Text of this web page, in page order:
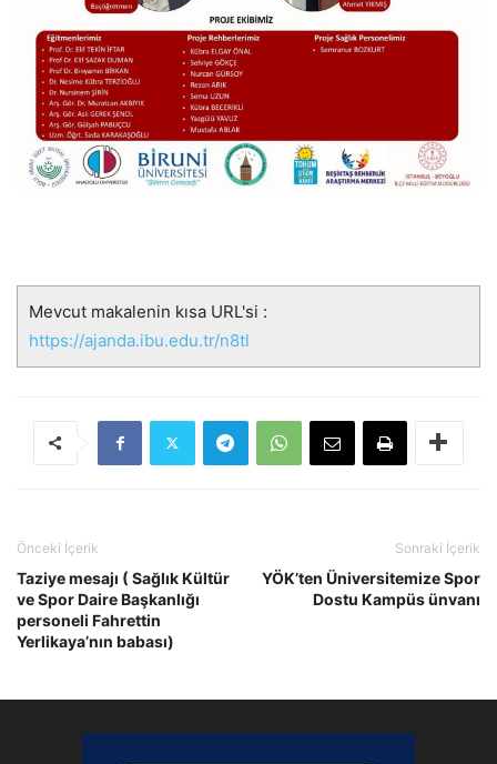
Mevcut makalenin kısa URL'si :
https://ajanda.ibu.edu.tr/n8tl
Önceki İçerik
Taziye mesajı ( Sağlık Kültür
ve Spor Daire Başkanlığı
personeli Fahrettin
Yerlikaya’nın babası)
Sonraki İçerik
YÖK’ten Üniversitemize Spor
Dostu Kampüs ünvanı